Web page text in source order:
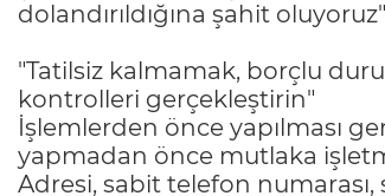
dolandırıldığına şahit
"Tatilsiz kalmamak, borçlu
kontrolleri gerçekleştirin"
İşlemlerden önce yapılması
yapmadan önce mutlaka
Adresi, sabit telefon numarası,